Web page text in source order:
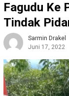
Fagudu Ke
Tindak
Sarmin Drakel
Juni 17, 2022